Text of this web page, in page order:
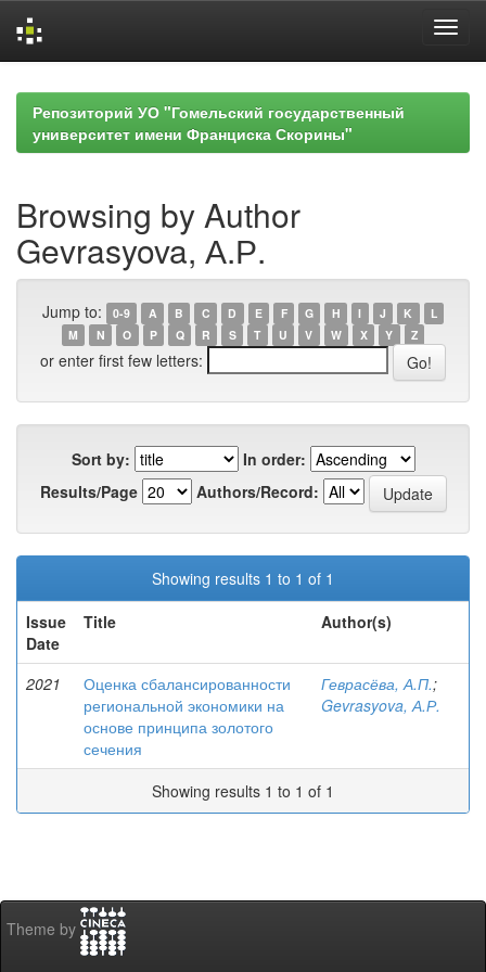
navigationРепозиторий УО "Гомельский государственный
университет имени Франциска Скорины"
Browsing by Author
Gevrasyova, А.Р.
Jump to: 0-9 A B C D E F G H I J K
L
M
N O P Q R S T U V W X Y Z
or enter first few letters:
Sort by:
In order:
Results/Page
Authors/Record:
Showing results 1 to 1 of 1
Issue
Date
Title Author(s)
2021
Оценка сбалансированности
региональной экономики на
основе принципа золотого
сечения
Геврасёва, А.П.;
Gevrasyova, А.Р.
Showing results 1 to 1 of 1
Theme by